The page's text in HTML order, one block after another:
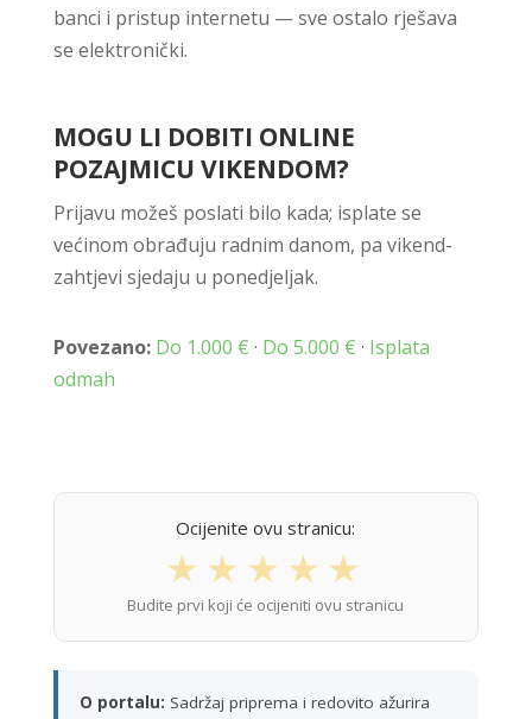
banci i pristup internetu — sve ostalo rješava
se elektronički.
MOGU LI DOBITI ONLINE
POZAJMICU VIKENDOM?
Prijavu možeš poslati bilo kada; isplate se
većinom obrađuju radnim danom, pa vikend-
zahtjevi sjedaju u ponedjeljak.
Povezano: Do 1.000 € · Do 5.000 € · Isplata
odmah
Ocijenite ovu stranicu:
★ ★ ★ ★ ★
Budite prvi koji će ocijeniti ovu stranicu
O portalu: Sadržaj priprema i redovito ažurira